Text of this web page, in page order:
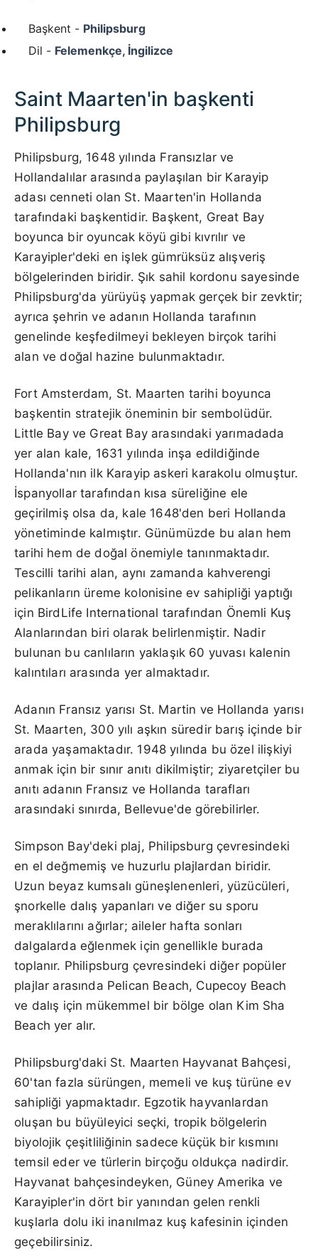
Başkent - Philipsburg
Dil - Felemenkçe, İngilizce
Saint Maarten'in başkenti
Philipsburg
Philipsburg, 1648 yılında Fransızlar ve
Hollandalılar arasında paylaşılan bir Karayip
adası cenneti olan St. Maarten'in Hollanda
tarafındaki başkentidir. Başkent, Great Bay
boyunca bir oyuncak köyü gibi kıvrılır ve
Karayipler'deki en işlek gümrüksüz alışveriş
bölgelerinden biridir. Şık sahil kordonu sayesinde
Philipsburg'da yürüyüş yapmak gerçek bir zevktir;
ayrıca şehrin ve adanın Hollanda tarafının
genelinde keşfedilmeyi bekleyen birçok tarihi
alan ve doğal hazine bulunmaktadır.
Fort Amsterdam, St. Maarten tarihi boyunca
başkentin stratejik öneminin bir sembolüdür.
Little Bay ve Great Bay arasındaki yarımadada
yer alan kale, 1631 yılında inşa edildiğinde
Hollanda'nın ilk Karayip askeri karakolu olmuştur.
İspanyollar tarafından kısa süreliğine ele
geçirilmiş olsa da, kale 1648'den beri Hollanda
yönetiminde kalmıştır. Günümüzde bu alan hem
tarihi hem de doğal önemiyle tanınmaktadır.
Tescilli tarihi alan, aynı zamanda kahverengi
pelikanların üreme kolonisine ev sahipliği yaptığı
için BirdLife International tarafından Önemli Kuş
Alanlarından biri olarak belirlenmiştir. Nadir
bulunan bu canlıların yaklaşık 60 yuvası kalenin
kalıntıları arasında yer almaktadır.
Adanın Fransız yarısı St. Martin ve Hollanda yarısı
St. Maarten, 300 yılı aşkın süredir barış içinde bir
arada yaşamaktadır. 1948 yılında bu özel ilişkiyi
anmak için bir sınır anıtı dikilmiştir; ziyaretçiler bu
anıtı adanın Fransız ve Hollanda tarafları
arasındaki sınırda, Bellevue'de görebilirler.
Simpson Bay'deki plaj, Philipsburg çevresindeki
en el değmemiş ve huzurlu plajlardan biridir.
Uzun beyaz kumsalı güneşlenenleri, yüzücüleri,
şnorkelle dalış yapanları ve diğer su sporu
meraklılarını ağırlar; aileler hafta sonları
dalgalarda eğlenmek için genellikle burada
toplanır. Philipsburg çevresindeki diğer popüler
plajlar arasında Pelican Beach, Cupecoy Beach
ve dalış için mükemmel bir bölge olan Kim Sha
Beach yer alır.
Philipsburg'daki St. Maarten Hayvanat Bahçesi,
60'tan fazla sürüngen, memeli ve kuş türüne ev
sahipliği yapmaktadır. Egzotik hayvanlardan
oluşan bu büyüleyici seçki, tropik bölgelerin
biyolojik çeşitliliğinin sadece küçük bir kısmını
temsil eder ve türlerin birçoğu oldukça nadirdir.
Hayvanat bahçesindeyken, Güney Amerika ve
Karayipler'in dört bir yanından gelen renkli
kuşlarla dolu iki inanılmaz kuş kafesinin içinden
geçebilirsiniz.